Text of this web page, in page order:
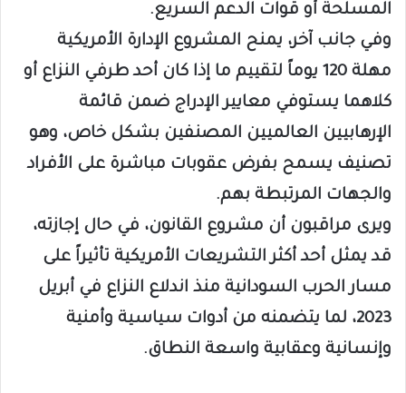
المسلحة أو قوات الدعم السريع.
وفي جانب آخر، يمنح المشروع الإدارة الأمريكية
مهلة 120 يوماً لتقييم ما إذا كان أحد طرفي النزاع أو
كلاهما يستوفي معايير الإدراج ضمن قائمة
الإرهابيين العالميين المصنفين بشكل خاص، وهو
تصنيف يسمح بفرض عقوبات مباشرة على الأفراد
والجهات المرتبطة بهم.
ويرى مراقبون أن مشروع القانون، في حال إجازته،
قد يمثل أحد أكثر التشريعات الأمريكية تأثيراً على
مسار الحرب السودانية منذ اندلاع النزاع في أبريل
2023، لما يتضمنه من أدوات سياسية وأمنية
وإنسانية وعقابية واسعة النطاق.